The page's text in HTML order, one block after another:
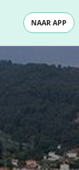
NAAR APP